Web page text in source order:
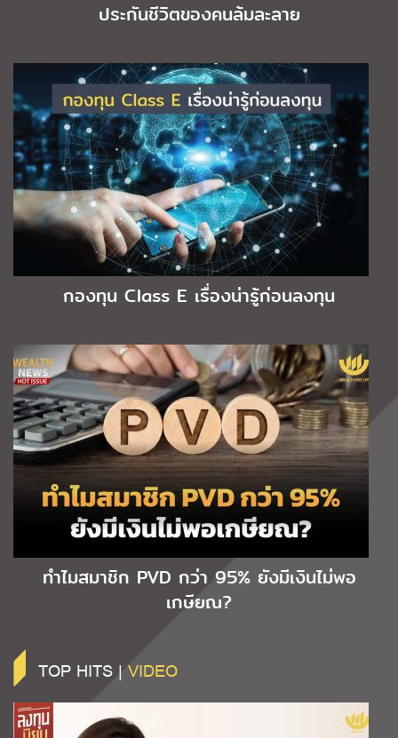
ประกันชีวิตของคนล้มละลาย
กองทุน Class E เรื่องน่ารู้ก่อนลงทุน
ทำไมสมาชิก PVD กว่า 95% ยังมีเงินไม่พอ
เกษียณ?
TOP HITS | VIDEO